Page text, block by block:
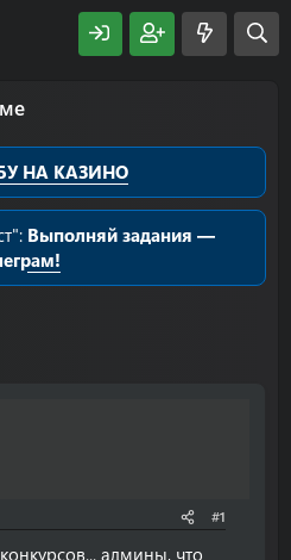
НА КАЗИНО
Выполняй задания —
#1
админы, что